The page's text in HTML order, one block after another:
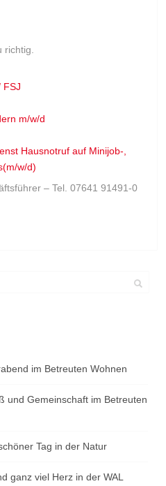
FSJ
m/w/d
Hausnotruf auf Minijob-,
w/d)
– Tel. 07641 91491-0
im Betreuten Wohnen
und Gemeinschaft im Betreuten
Tag in der Natur
ganz viel Herz in der WAL